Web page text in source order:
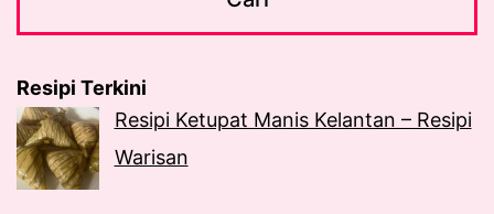
Resipi Terkini
Resipi Ketupat Manis Kelantan – Resipi
Warisan